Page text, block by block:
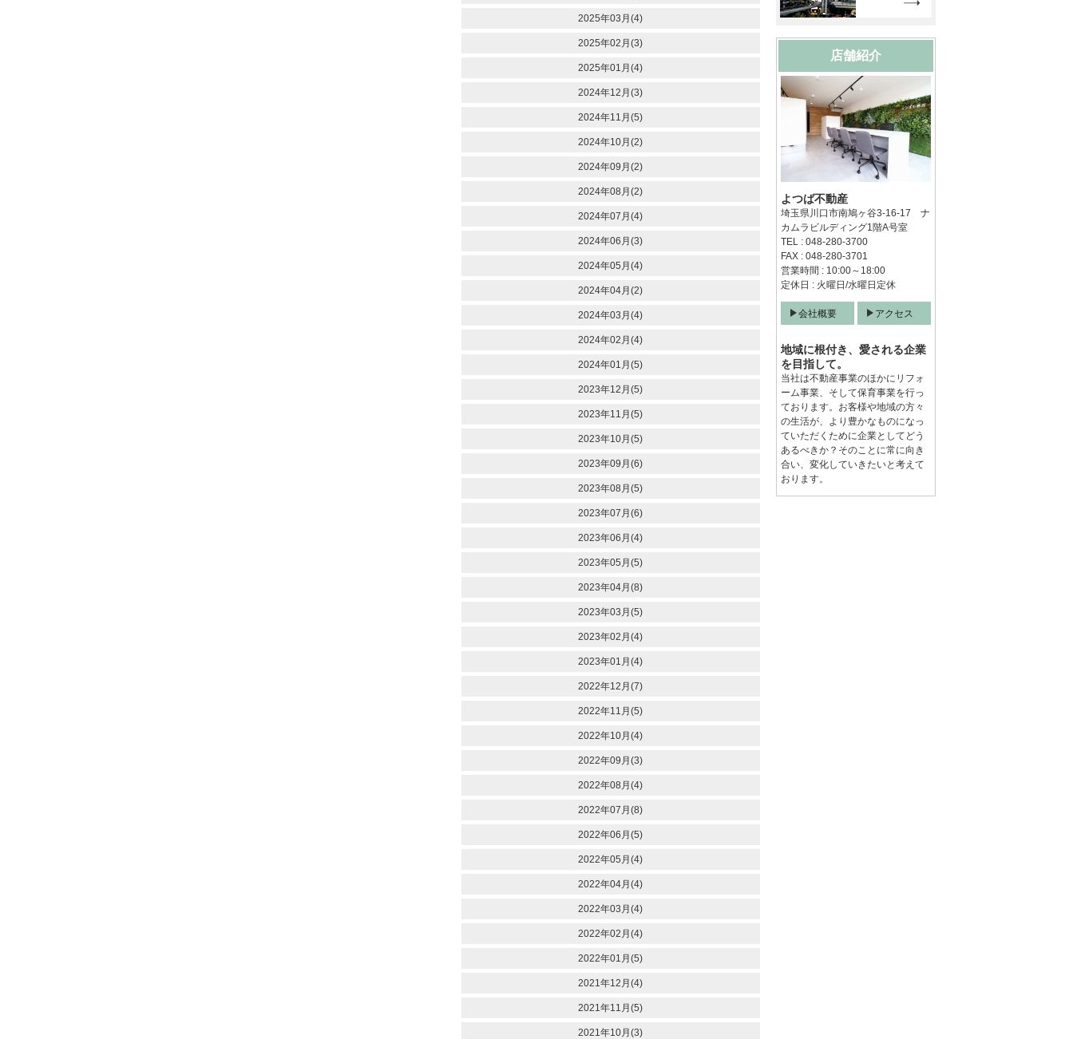
2025年03月(4)
2025年02月(3)
2025年01月(4)
2024年12月(3)
2024年11月(5)
2024年10月(2)
2024年09月(2)
2024年08月(2)
2024年07月(4)
2024年06月(3)
2024年05月(4)
2024年04月(2)
2024年03月(4)
2024年02月(4)
2024年01月(5)
2023年12月(5)
2023年11月(5)
2023年10月(5)
2023年09月(6)
2023年08月(5)
2023年07月(6)
2023年06月(4)
2023年05月(5)
2023年04月(8)
2023年03月(5)
2023年02月(4)
2023年01月(4)
2022年12月(7)
2022年11月(5)
2022年10月(4)
2022年09月(3)
2022年08月(4)
2022年07月(8)
2022年06月(5)
2022年05月(4)
2022年04月(4)
2022年03月(4)
2022年02月(4)
2022年01月(5)
2021年12月(4)
2021年11月(5)
2021年10月(3)
店舗紹介
よつば不動産
埼玉県川口市南鳩ヶ谷3-16-17 ナ
カムラビルディング1階A号室
TEL : 048-280-3700
FAX : 048-280-3701
営業時間 : 10:00～18:00
定休日 : 火曜日/水曜日定休
会社概要 アクセス
地域に根付き、愛される企業
を目指して。
当社は不動産事業のほかにリフォ
ーム事業、そして保育事業を行っ
ております。お客様や地域の方々
の生活が、より豊かなものになっ
ていただくために企業としてどう
あるべきか？そのことに常に向き
合い、変化していきたいと考えて
おります。